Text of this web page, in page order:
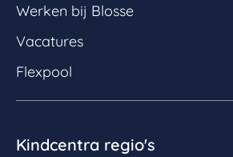
Werken bij Blosse
Vacatures
Flexpool
Kindcentra regio's